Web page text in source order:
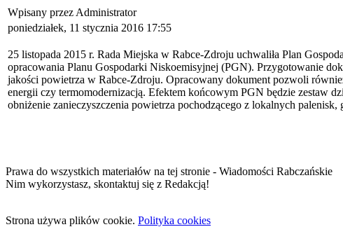
Wpisany przez Administrator
poniedziałek, 11 stycznia 2016 17:55
25 listopada 2015 r. Rada Miejska w Rabce-Zdroju uchwaliła Plan
opracowania Planu Gospodarki Niskoemisyjnej (PGN). Przygotowanie
jakości powietrza w Rabce-Zdroju. Opracowany dokument pozwoli
energii czy termomodernizacją. Efektem końcowym PGN będzie zestaw
obniżenie zanieczyszczenia powietrza pochodzącego z lokalnych
Prawa do wszystkich materiałów na tej stronie - Wiadomości Rabczańskie
Nim wykorzystasz, skontaktuj się z Redakcją!
Strona używa plików cookie. Polityka cookies